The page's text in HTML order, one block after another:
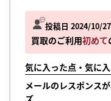
投稿日 2024/10/27
買取のご利用初めて
気に入った点・気に
メールのレスポンス